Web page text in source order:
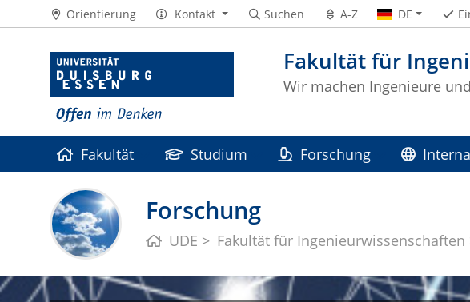
Fakultät für
Wir machen Ingenieure
Orientierung Kontakt Suchen A-Z DE
Fakultät Studium Forschung
Forschung
UDE Fakultät für Ingenieurwissenschaften